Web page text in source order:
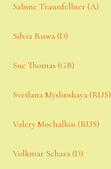
Sabine Traunfellner (A)
Silvia Ruwa (D)
Sue Thomas (GB)
Svetlana Myslinskaya (RUS)
Valery Mochalkin (RUS)
Volkmar Schara (D)